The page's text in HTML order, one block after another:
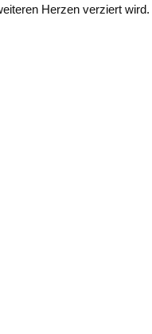
Herzen verziert